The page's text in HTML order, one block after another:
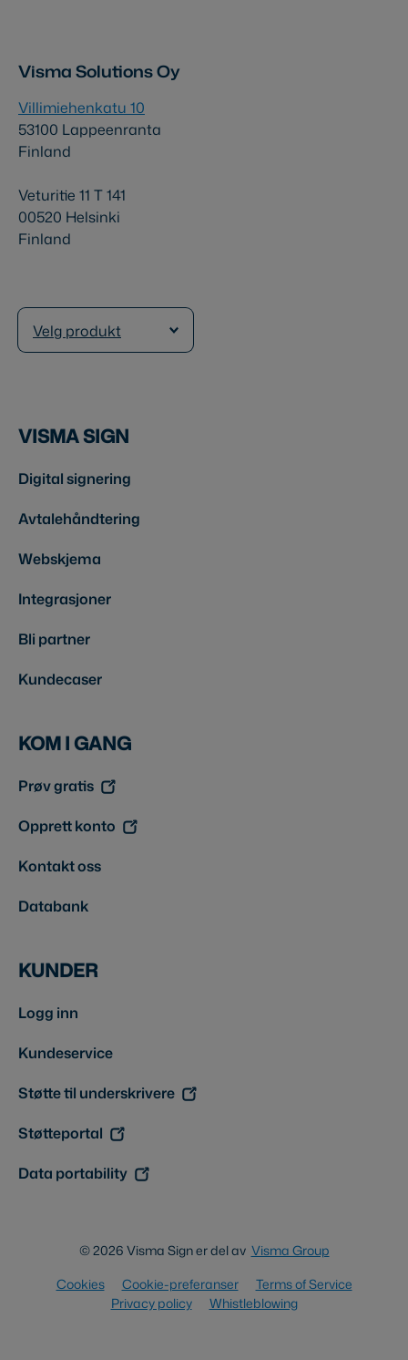
Visma Solutions Oy
Villimiehenkatu 10
53100 Lappeenranta
Finland
Veturitie 11 T 141
00520 Helsinki
Finland
Velg produkt
VISMA SIGN
Digital signering
Avtalehåndtering
Webskjema
Integrasjoner
Bli partner
Kundecaser
KOM I GANG
Prøv gratis
Opprett konto
Kontakt oss
Databank
KUNDER
Logg inn
Kundeservice
Støtte til underskrivere
Støtteportal
Data portability
© 2026 Visma Sign er del av Visma Group
Cookies
Cookie-preferanser
Terms of Service
Privacy policy
Whistleblowing